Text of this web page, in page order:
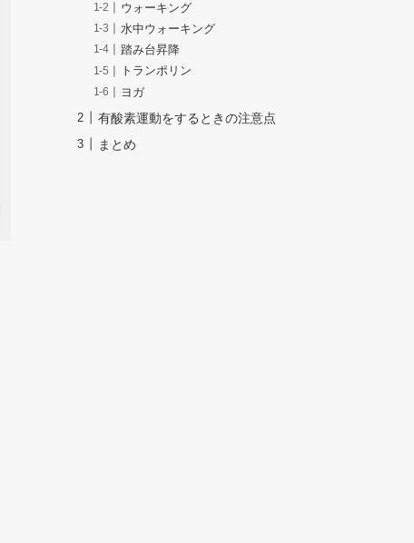
ウォーキング
水中ウォーキング
踏み台昇降
トランポリン
ヨガ
有酸素運動をするときの注意点
まとめ